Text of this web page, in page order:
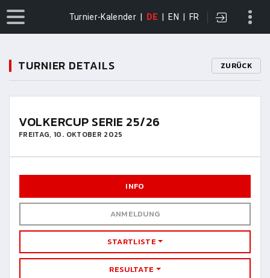
Turnier-Kalender DE EN FR
TURNIER DETAILS ZURÜCK
VOLKERCUP SERIE 25/26
FREITAG, 10. OKTOBER 2025
INFO
ANMELDUNG
STARTLISTE
RESULTATE